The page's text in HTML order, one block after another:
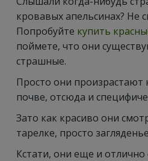
кровавых апельсинах? Не
Попробуйте купить
поймете, что они
страшные.
Просто они произрастают
почве, отсюда и
Зато как красиво они
тарелке, просто
Кстати, они еще и